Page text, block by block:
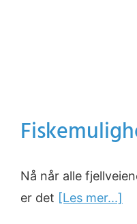
Nå når alle
er det [Les mer...]